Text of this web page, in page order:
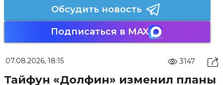
Обсудить новость
Подписаться в MAX
07.08.2026, 18:15 3147
Тайфун «Долфин» изменил планы